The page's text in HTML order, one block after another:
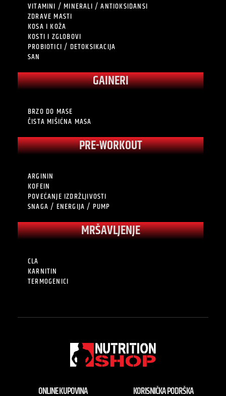
VITAMINI / MINERALI / ANTIOKSIDANSI
ZDRAVE MASTI
KOSA I KOŽA
KOSTI I ZGLOBOVI
PROBIOTICI / DETOKSIKACIJA
SAN
GAINERI
BRZO DO MASE
ČISTA MIŠIĆNA MASA
PRE-WORKOUT
ARGININ
KOFEIN
POVEĆANJE IZDRŽLJIVOSTI
SNAGA / ENERGIJA / PUMP
MRŠAVLJENJE
CLA
KARNITIN
TERMOGENICI
ONLINE KUPOVINA KORISNIČKA PODRŠKA